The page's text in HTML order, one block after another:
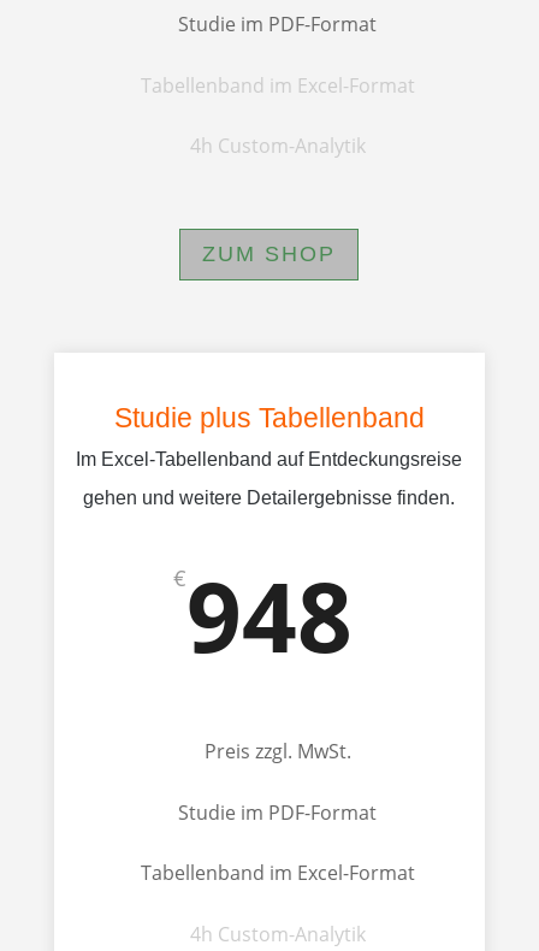
Studie im PDF-Format
Tabellenband im Excel-Format
4h Custom-Analytik
ZUM SHOP
Studie plus Tabellenband
Im Excel-Tabellenband auf Entdeckungsreise
gehen und weitere Detailergebnisse finden.
€948
Preis zzgl. MwSt.
Studie im PDF-Format
Tabellenband im Excel-Format
4h Custom-Analytik